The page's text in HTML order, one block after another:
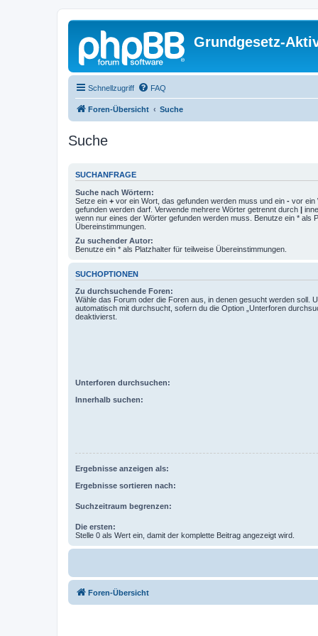
Grundgesetz-
Schnellzugriff FAQ
Foren-Übersicht Suche
Suche
SUCHANFRAGE
Suche nach Wörtern:
Setze ein + vor ein Wort, das gefunden werden muss und ein - vor ein
gefunden werden darf. Verwende mehrere Wörter getrennt durch |
wenn nur eines der Wörter gefunden werden muss. Benutze ein * als
Übereinstimmungen.
Zu suchender Autor:
Benutze ein * als Platzhalter für teilweise Übereinstimmungen.
SUCHOPTIONEN
Zu durchsuchende Foren:
Wähle das Forum oder die Foren aus, in denen gesucht werden soll.
automatisch mit durchsucht, sofern du die Option „Unterforen
deaktivierst.
Unterforen durchsuchen:
Innerhalb suchen:
Ergebnisse anzeigen als:
Ergebnisse sortieren nach:
Suchzeitraum begrenzen:
Die ersten:
Stelle 0 als Wert ein, damit der komplette Beitrag angezeigt wird.
Foren-Übersicht